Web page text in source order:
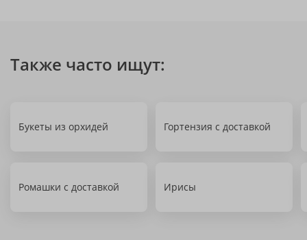
Также часто ищут:
Букеты из орхидей Гортензия с доставкой
Ромашки с доставкой Ирисы